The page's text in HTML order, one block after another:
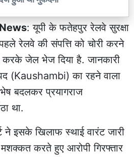
: यूपी केफतेहपुर रेलवे सुरक्षा
रेलवे की संपत्ति को चोरी करने
करके जेल भेज दिया है. जानकारी
(Kaushambi) का रहने वाला
भेष बदलकर प्रयागराज
था.
ने इसके खिलाफ स्थाई वारंट जारी
करते हुए आरोपी गिरफ्तार